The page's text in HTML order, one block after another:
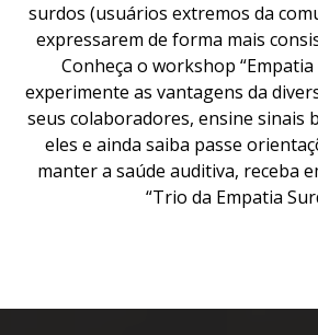
surdos (usuários extremos da
expressarem de forma mais
Conheça o workshop “Empatia
experimente as vantagens da
seus colaboradores, ensine sinais
eles e ainda saiba passe
manter a saúde auditiva, receba
“Trio da Empatia